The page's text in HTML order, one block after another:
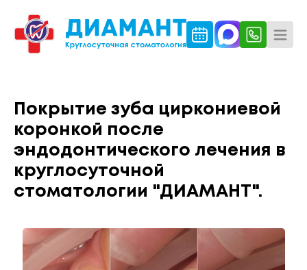
Покрытие зуба циркониевой
коронкой после
эндодонтического лечения в
круглосуточной
стоматологии "ДИАМАНТ".